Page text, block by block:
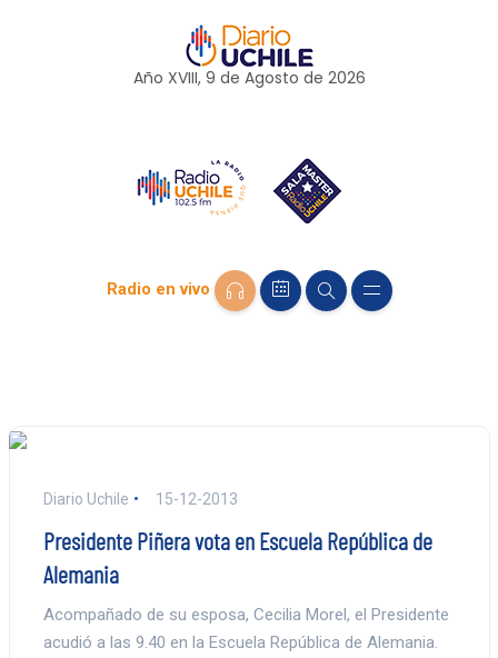
Año XVIII, 9 de Agosto de 2026
Radio en vivo
Diario Uchile 15-12-2013
Presidente Piñera vota en Escuela República de
Alemania
Acompañado de su esposa, Cecilia Morel, el Presidente
acudió a las 9.40 en la Escuela República de Alemania.